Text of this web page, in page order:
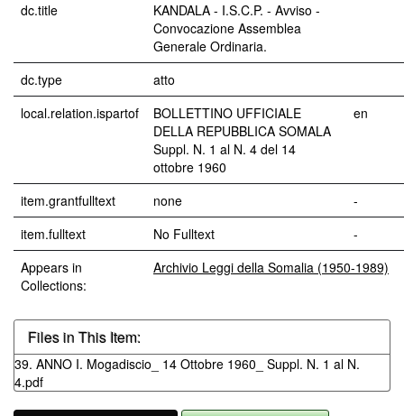
dc.title
KANDALA - I.S.C.P. - Avviso -
Convocazione Assemblea
Generale Ordinaria.
dc.type
atto
local.relation.ispartof
BOLLETTINO UFFICIALE
DELLA REPUBBLICA SOMALA
Suppl. N. 1 al N. 4 del 14
ottobre 1960
en
item.grantfulltext none
-
item.fulltext
No Fulltext
-
Appears in
Collections:
Archivio Leggi della Somalia (1950-1989)
Files in This Item:
39. ANNO I. Mogadiscio_ 14 Ottobre 1960_ Suppl. N. 1 al N.
4.pdf